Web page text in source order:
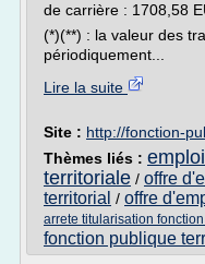
de carrière : 1708,58
(*)(**) : la valeur des
périodiquement...
Lire la suite
Site : http://fonction-
Thèmes liés :
territoriale / offre
territorial / offre
arrete titularisation
fonction publique